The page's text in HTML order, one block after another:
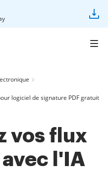
logiciel de signature PDF gratuit
vos flux
l'IA